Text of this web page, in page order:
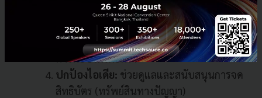
รัฐช่วยซื้อ: เปิดช่องทางให้หน่วยงานรัฐ
สามารถจัดซื้อจัดจ้างสินค้าหรือบริการจากส
ตาร์ตอัปได้โดยตรง
ปกป้องไอเดีย: ช่วยดูแลและสนับสนุนการจด
สิทธิบัตร (ทรัพย์สินทางปัญญา)